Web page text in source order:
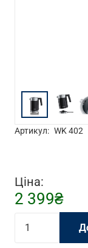
Артикул: WK 402
Ціна:
2 399₴